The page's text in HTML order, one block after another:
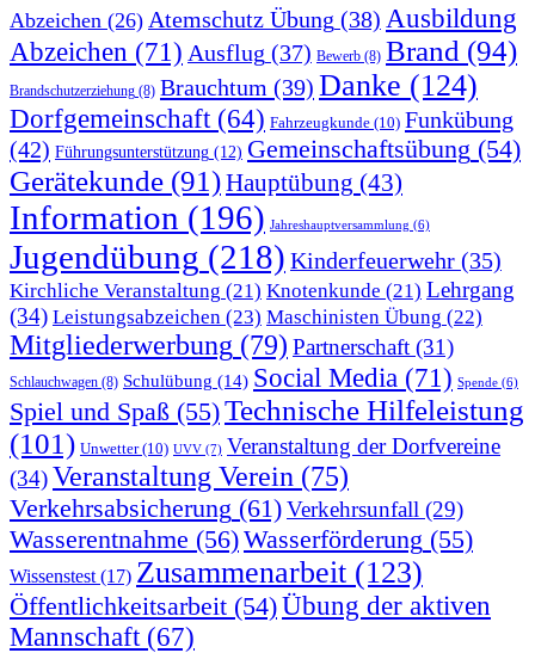
Abzeichen (26) Atemschutz Übung (38) Ausbildung
Abzeichen (71) Ausflug (37) Bewerb (8) Brand (94)
Brandschutzerziehung (8) Brauchtum (39) Danke (124)
Dorfgemeinschaft (64) Fahrzeugkunde (10) Funkübung
(42) Führungsunterstützung (12) Gemeinschaftsübung (54)
Gerätekunde (91)Hauptübung (43)
Information (196) Jahreshauptversammlung (6)
Jugendübung (218) Kinderfeuerwehr (35)
Kirchliche Veranstaltung (21) Knotenkunde (21) Lehrgang
(34) Leistungsabzeichen (23) Maschinisten Übung (22)
Mitgliederwerbung (79) Partnerschaft (31)
Schlauchwagen (8) Schulübung (14) Social Media (71) Spende (6)
Spiel und Spaß (55)Technische Hilfeleistung
(101) Unwetter(10) UVV (7) Veranstaltung der Dorfvereine
(34)Veranstaltung Verein (75)
Verkehrsabsicherung (61)Verkehrsunfall (29)
Wasserentnahme (56)Wasserförderung (55)
Wissenstest (17) Zusammenarbeit (123)
Öffentlichkeitsarbeit (54)Übung der aktiven
Mannschaft (67)